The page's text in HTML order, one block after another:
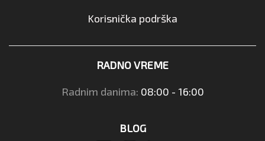
Korisnička podrška
RADNO VREME
Radnim danima: 08:00 - 16:00
BLOG